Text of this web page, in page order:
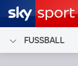
FUSSBALL